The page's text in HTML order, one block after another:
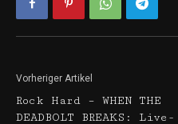
Vorheriger Artikel
Rock Hard – WHEN THE
DEADBOLT BREAKS: Live-